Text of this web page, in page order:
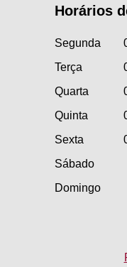
Horários
Segunda
Terça
Quarta
Quinta
Sexta
Sábado
Domingo